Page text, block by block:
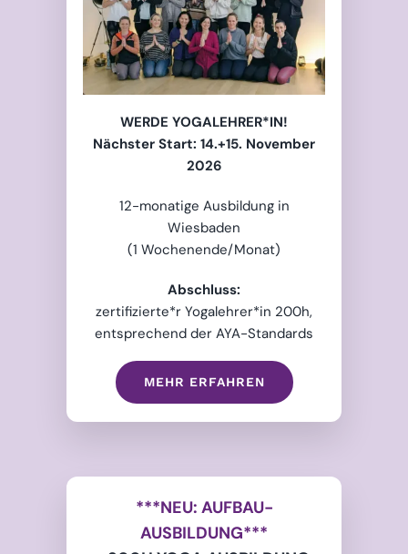
WERDE YOGALEHRER*IN!
Nächster Start: 14.+15. November
2026
12-monatige Ausbildung in
Wiesbaden
(1 Wochenende/Monat)
Abschluss:
zertifizierte*r Yogalehrer*in 200h,
entsprechend der AYA-Standards
MEHR ERFAHREN
***NEU: AUFBAU-
AUSBILDUNG***